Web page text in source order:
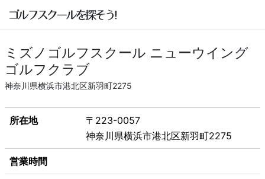
ミズノゴルフスクール ニューウイング
ゴルフクラブ
神奈川県横浜市港北区新羽町2275
所在地
〒223-0057
神奈川県横浜市港北区新羽町2275
営業時間